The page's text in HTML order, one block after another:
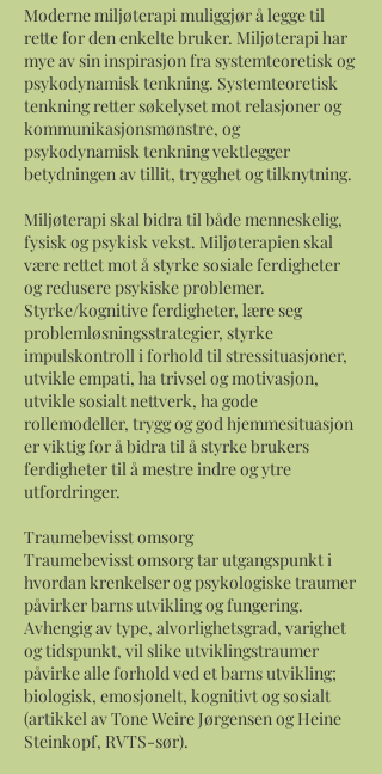
Moderne miljøterapi muliggjør å legge til
rette for den enkelte bruker. Miljøterapi har
mye av sin inspirasjon fra systemteoretisk og
psykodynamisk tenkning. Systemteoretisk
tenkning retter søkelyset mot relasjoner og
kommunikasjonsmønstre, og
psykodynamisk tenkning vektlegger
betydningen av tillit, trygghet og tilknytning.
Miljøterapi skal bidra til både menneskelig,
fysisk og psykisk vekst. Miljøterapien skal
være rettet mot å styrke sosiale ferdigheter
og redusere psykiske problemer.
Styrke/kognitive ferdigheter, lære seg
problemløsningsstrategier, styrke
impulskontroll i forhold til stressituasjoner,
utvikle empati, ha trivsel og motivasjon,
utvikle sosialt nettverk, ha gode
rollemodeller, trygg og god hjemmesituasjon
er viktig for å bidra til å styrke brukers
ferdigheter til å mestre indre og ytre
utfordringer.
Traumebevisst omsorg
Traumebevisst omsorg tar utgangspunkt i
hvordan krenkelser og psykologiske traumer
påvirker barns utvikling og fungering.
Avhengig av type, alvorlighetsgrad, varighet
og tidspunkt, vil slike utviklingstraumer
påvirke alle forhold ved et barns utvikling;
biologisk, emosjonelt, kognitivt og sosialt
(artikkel av Tone Weire Jørgensen og Heine
Steinkopf, RVTS-sør).